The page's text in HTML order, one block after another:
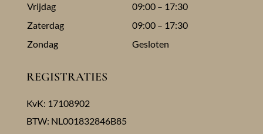
Vrijdag
09:00 – 17:30
Zaterdag
09:00 – 17:30
Zondag
Gesloten
REGISTRATIES
KvK: 17108902
BTW: NL001832846B85